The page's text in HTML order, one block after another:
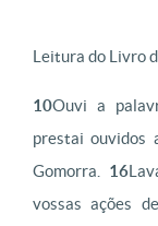
Leitura do Livro
10Ouvi a
prestai ouvidos
Gomorra. 16
vossas ações